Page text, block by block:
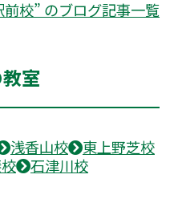
前校” のブログ記事一覧
室
浅香山校
東上野芝校
石津川校